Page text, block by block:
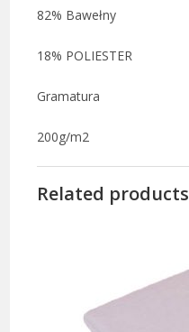
82% Bawełny
18% POLIESTER
Gramatura
200g/m2
Related products